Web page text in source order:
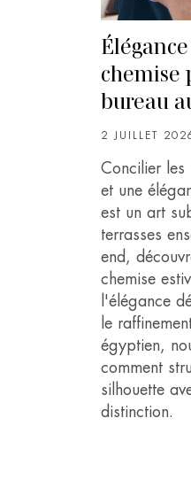
chemise
bureau
2 JUILLET
Concilier les
et une
est un art
terrasses
end,
chemise
l'élégance
le
égyptien,
comment
silhouette
distinction.